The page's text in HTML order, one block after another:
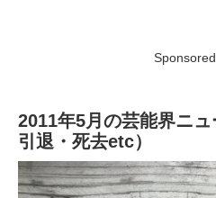
2011年5月の芸能界ニュ
引退・死去etc）